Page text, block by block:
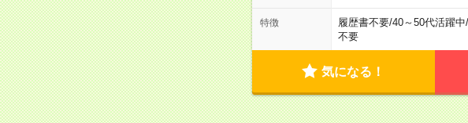
特徴 履歴書不要/40～50代活躍中/
不要
気になる！